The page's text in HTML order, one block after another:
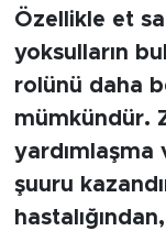
Özellikle et
yoksulların
rolünü daha
mümkündür.
yardımlaşma
şuuru
FOTO
VİDEOLAR
ALINTI